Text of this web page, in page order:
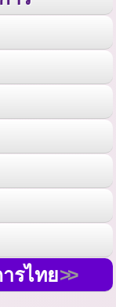
รไทย